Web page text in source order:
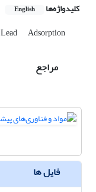
کلیدواژه‌ها English
Lead Adsorption
مراجع
فایل ها